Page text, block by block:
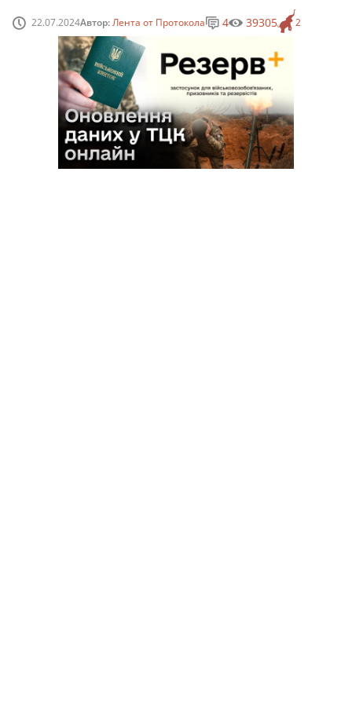
22.07.2024Автор:Лента от Протокола 2
4 39305